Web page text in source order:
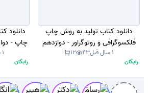
دانلود کتاب تولید به روش چاپ
فلکسوگرافی و روتوگراور - دوازدهم
1403 - 1404 (نسخه PDF)
1 سال قبل 43
12
رایگان
دانلود
1 سال قبل
رایگان